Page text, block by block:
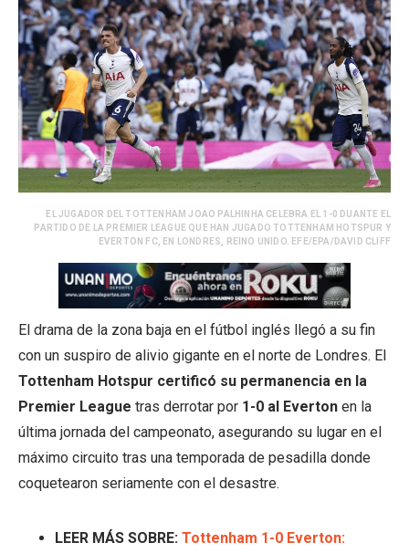
EL JUGADOR DEL TOTTENHAM JOAO PALHINHA CELEBRA EL 1-0 DUANTE EL
PARTIDO DE LA PREMIER LEAGUE QUE HAN JUGADO TOTTENHAM HOTSPUR Y
EVERTON FC, EN LONDRES, REINO UNIDO. EFE/EPA/DAVID CLIFF
El drama de la zona baja en el fútbol inglés llegó a su fin
con un suspiro de alivio gigante en el norte de Londres. El
Tottenham Hotspur certificó su permanencia en la
Premier League tras derrotar por 1-0 al Everton en la
última jornada del campeonato, asegurando su lugar en el
máximo circuito tras una temporada de pesadilla donde
coquetearon seriamente con el desastre.
LEER MÁS SOBRE: Tottenham 1-0 Everton: